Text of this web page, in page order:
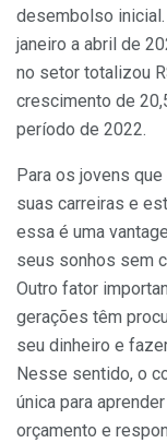
desembolso inicial.
janeiro a abril de
no setor totalizou R
crescimento de
período de 2022.
Para os jovens
suas carreiras e
essa é uma
seus sonhos sem
Outro fator
gerações têm
seu dinheiro e
Nesse sentido, o
única para
orçamento e